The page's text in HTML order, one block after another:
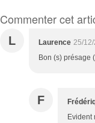
Commenter cet
L Laurence 25/
Bon (s) présage
F
Evident